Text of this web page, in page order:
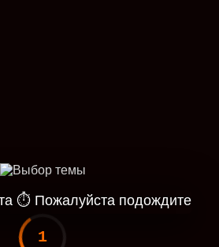
⏱ Пожалуйста подождите
1